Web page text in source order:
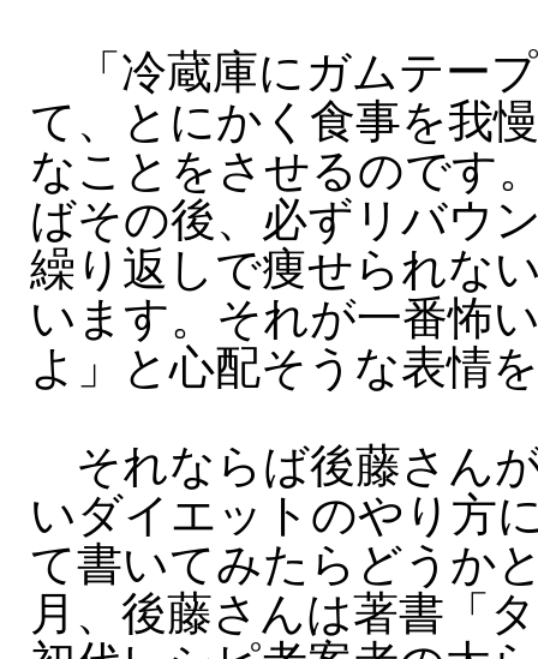
「冷蔵庫にガムテー
て、とにかく食事を我
なことをさせるのです
ばその後、必ずリバウ
繰り返しで痩せられな
います。それが一番怖
よ」と心配そうな表情
それならば後藤さん
いダイエットのやり方
て書いてみたらどうか
月、後藤さんは著書